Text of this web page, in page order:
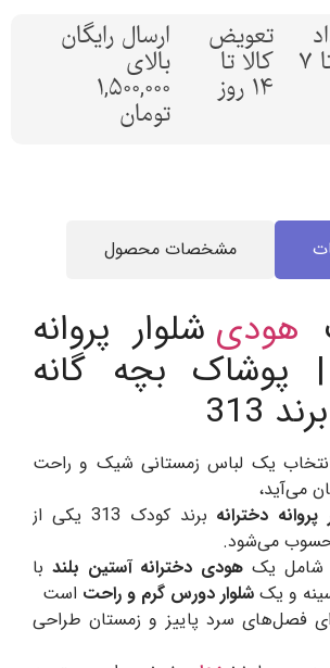
وجه تا 7
تعویض
کالا تا
14 روز
ارسال رایگان
بالای
1,500,000
تومان
مشخصات محصول
هودی شلوار پروانه
| پوشاک بچه گانه
313
یک لباس زمستانی شیک و راحت
می‌آید،
دخترانه
برند کودک 313 یکی از
می‌شود.
شامل یک هودی دخترانه آستین بلند با
و یک شلوار دورس گرم و راحت است
فصل‌های سرد پاییز و زمستان طراحی